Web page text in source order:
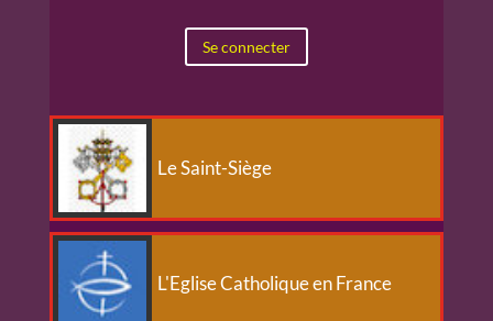
Se connecter
Le Saint-Siège
L'Eglise Catholique en France